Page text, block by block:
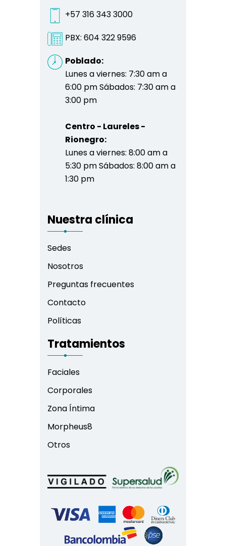
+57 316 343 3000
PBX: 604 322 9596
Poblado:
Lunes a viernes: 7:30 am a
6:00 pm Sábados: 7:30 am a
3:00 pm
Centro - Laureles -
Rionegro:
Lunes a viernes: 8:00 am a
5:30 pm Sábados: 8:00 am a
1:30 pm
Nuestra clínica
Sedes
Nosotros
Preguntas frecuentes
Contacto
Políticas
Tratamientos
Faciales
Corporales
Zona Íntima
Morpheus8
Otros